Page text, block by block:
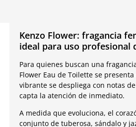
Kenzo Flower: fragancia
ideal para uso profesional
Para quienes buscan una
Flower Eau de Toilette se
vibrante se despliega con notas
capta la atención de inmediato.
A medida que evoluciona, el
conjunto de tuberosa, sándalo y